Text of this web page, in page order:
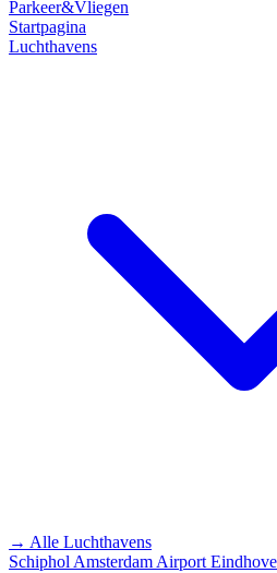
Parkeer&Vliegen
Startpagina
Luchthavens
→ Alle Luchthavens
Schiphol Amsterdam Airport